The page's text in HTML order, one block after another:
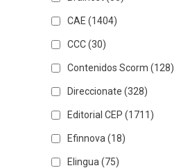
CAE (1404)
CCC(30)
Contenidos Scorm (128)
Direccionate (328)
Editorial CEP (1711)
Efinnova (18)
Elingua (75)